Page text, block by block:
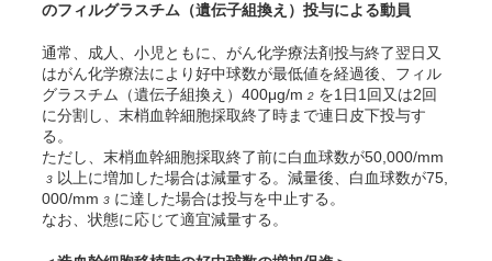
のフィルグラスチム（遺伝子組換え）投与による動員
通常、成人、小児ともに、がん化学療法剤投与終了翌日又
はがん化学療法により好中球数が最低値を経過後、フィル
グラスチム（遺伝子組換え）400μg/m 2 を1日1回又は2回
に分割し、末梢血幹細胞採取終了時まで連日皮下投与す
る。
ただし、末梢血幹細胞採取終了前に白血球数が50,000/mm
3 以上に増加した場合は減量する。減量後、白血球数が75,
000/mm 3 に達した場合は投与を中止する。
なお、状態に応じて適宜減量する。